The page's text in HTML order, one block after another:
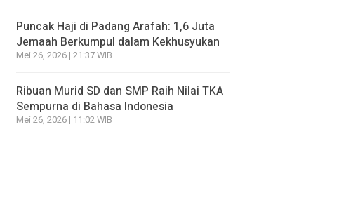
Puncak Haji di Padang Arafah: 1,6 Juta
Jemaah Berkumpul dalam Kekhusyukan
Mei 26, 2026 | 21:37 WIB
Ribuan Murid SD dan SMP Raih Nilai TKA
Sempurna di Bahasa Indonesia
Mei 26, 2026 | 11:02 WIB